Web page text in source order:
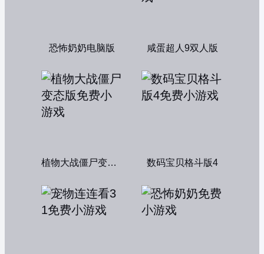
恐怖奶奶电脑版 咸蛋超人9双人版
植物大战僵尸变态版 数码宝贝格斗版4